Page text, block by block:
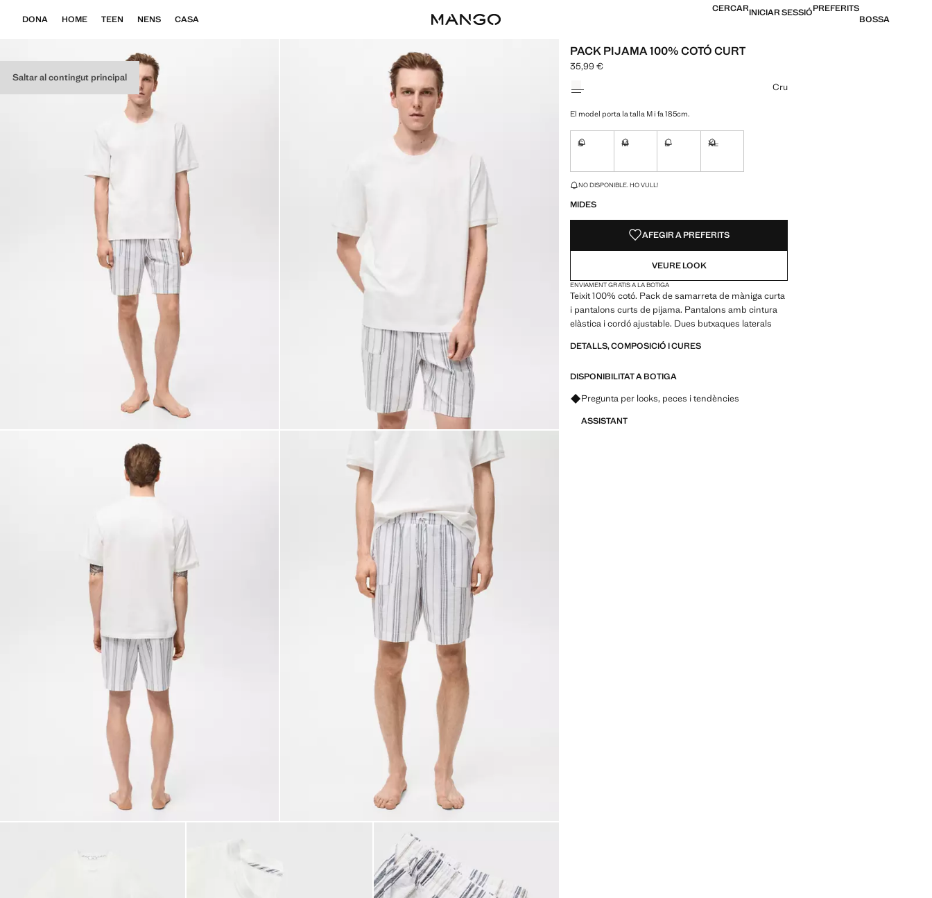
Saltar al contingut principal
DONA HOME TEEN NENS CASA
CERCARINICIAR SESSIÓPREFERITS
BOSSA
PACK PIJAMA 100% COTÓ CURT
Preu actual [35,99 € ]
35,99 €
Cru
El model porta la talla M i fa 185cm.
S M L XL
ÚLTIMES UNITATS!
NO DISPONIBLE. HO VULL!
MIDES
AFEGIR A PREFERITS
VEURE LOOK
ENVIAMENT GRATIS A LA BOTIGA
Teixit 100% cotó. Pack de samarreta de màniga curta
i pantalons curts de pijama. Pantalons amb cintura
elàstica i cordó ajustable. Dues butxaques laterals
DETALLS, COMPOSICIÓ I CURES
DISPONIBILITAT A BOTIGA
Pregunta per looks, peces i tendències
ASSISTANT